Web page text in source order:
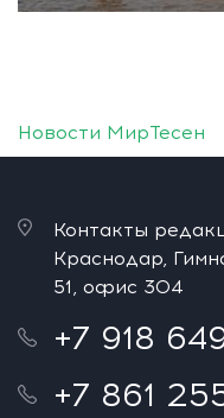
Новости МирТесен
Контакты
Краснодар,
51, офис 304
+7 918
+7 861